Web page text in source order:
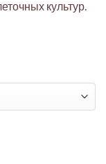
культур.